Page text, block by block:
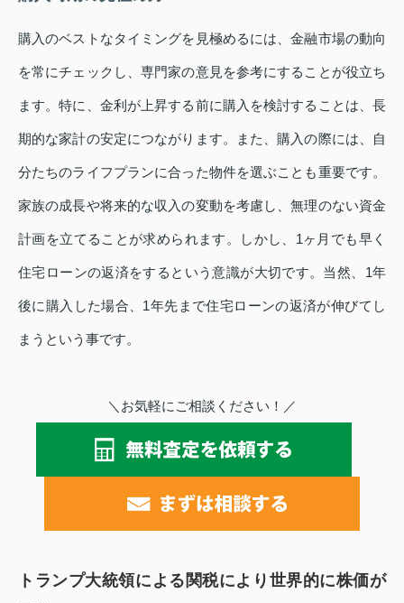
購入のベストなタイミングを見極めるには、金融市場の動向
を常にチェックし、専門家の意見を参考にすることが役立ち
ます。特に、金利が上昇する前に購入を検討することは、長
期的な家計の安定につながります。また、購入の際には、自
分たちのライフプランに合った物件を選ぶことも重要です。
家族の成長や将来的な収入の変動を考慮し、無理のない資金
計画を立てることが求められます。しかし、1ヶ月でも早く
住宅ローンの返済をするという意識が大切です。当然、1年
後に購入した場合、1年先まで住宅ローンの返済が伸びてし
まうという事です。
＼お気軽にご相談ください！／
トランプ大統領による関税により世界的に株価が